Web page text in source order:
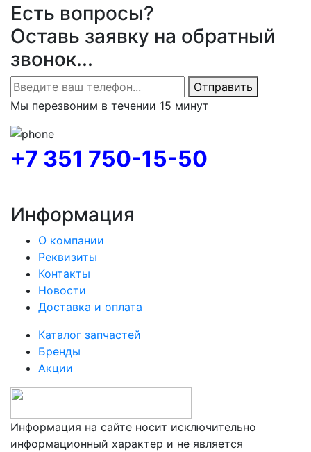
Информация на сайте носит исключительно
информационный характер и не является
Есть вопросы?
Оставь заявку на обратный
звонок...
Отправить
Мы перезвоним в течении 15 минут
+7 351 750-15-50
Информация
О компании
Реквизиты
Контакты
Новости
Доставка и оплата
Каталог запчастей
Бренды
Акции